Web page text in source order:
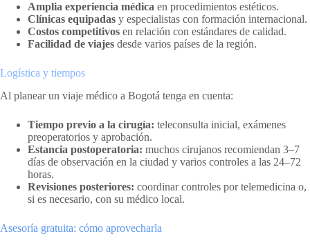
Amplia experiencia médica en procedimientos estéticos.
Clínicas equipadas y especialistas con formación internacional.
Costos competitivos en relación con estándares de calidad.
Facilidad de viajes desde varios países de la región.
Logística y tiempos
Al planear un viaje médico a Bogotá tenga en cuenta:
Tiempo previo a la cirugía: teleconsulta inicial, exámenes
preoperatorios y aprobación.
Estancia postoperatoria: muchos cirujanos recomiendan 3–7
días de observación en la ciudad y varios controles a las 24–72
horas.
Revisiones posteriores: coordinar controles por telemedicina o,
si es necesario, con su médico local.
Asesoría gratuita: cómo aprovecharla